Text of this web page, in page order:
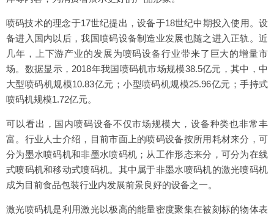
喷码技术的理念于17世纪提出，设备于18世纪中期投入使用。设
备进入国内以后，我国喷码设备制造业发展也随之进入正轨。近
几年，上下游产业的发展为喷码设备行业带来了巨大的增量市
场。数据显示，2018年我国喷码机市场规模38.5亿元，其中，中
大型喷码机规模10.83亿元；小型喷码机规模25.96亿元；手持式
喷码机规模1.72亿元。
可以看出，国内喷码设备不仅市场规模大，设备种类也非常丰
富。行业人士介绍，目前市面上的喷码设备按所用耗材来分，可
分为墨水喷码机和非墨水喷码机；从工作形态来分，可分为在线
式喷码机和移动式喷码机。其中属于非墨水喷码机的激光喷码机
成为目前食品包装行业内发展前景良好的设备之一。
激光喷码机是利用激光以极高的能量密度聚集在被刻标的物体表